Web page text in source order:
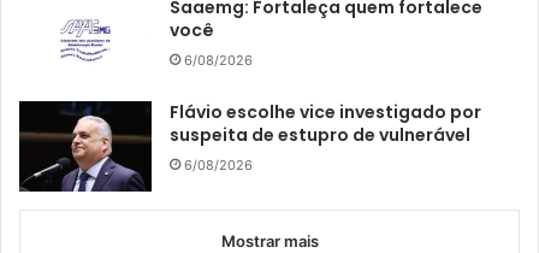
Saaemg: Fortaleça quem fortalece
você
6/08/2026
Flávio escolhe vice investigado por
suspeita de estupro de vulnerável
6/08/2026
Mostrar mais